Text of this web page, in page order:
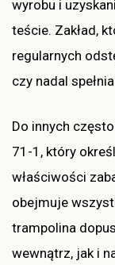
wyrobu i
teście. Zakład,
regularnych
czy nadal
Do innych
71-1, który
właściwości
obejmuje
trampolina
wewnątrz, jak i